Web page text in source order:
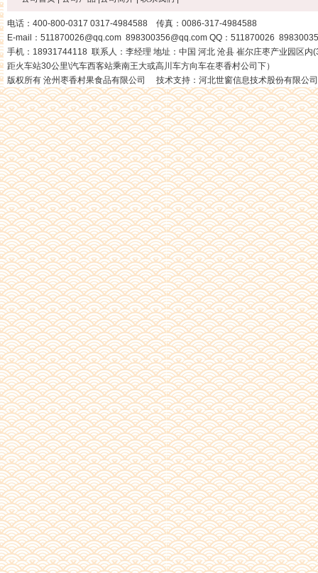
电话：400-800-0317 0317-4984588 传真：0086-317-4984588
E-mail：511870026@qq.com 898300356@qq.com QQ：511870026
手机：18931744118 联系人：李经理 地址：中国 河北 沧县 崔尔庄枣产业园区
距火车站30公里\汽车西客站乘南王大或高川车方向车在枣香村公司下）
版权所有 沧州枣香村果食品有限公司 技术支持： 河北世窗信息技术股份有限公司